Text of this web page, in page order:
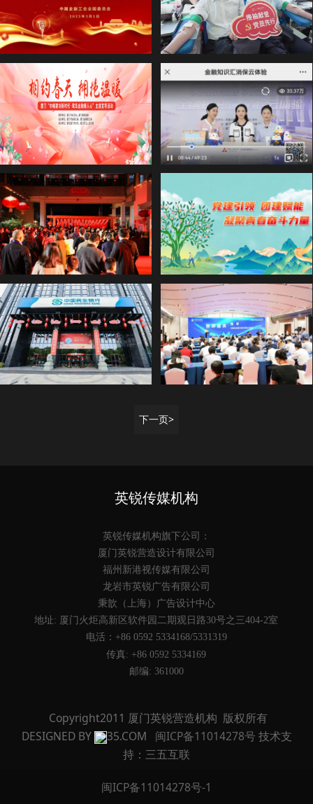
学习二十大 建功新时代 | 中国金融工会组织举办的金融职工演讲比赛总决赛圆满落幕！ 学习雷锋践初心 无偿献血我先行-兴业工会献血日活动
巾帼建功新时代 鹭岛金融暖人心 金融知识汇·消保云体验丨金融消保云直播活动圆满落幕
上元安康，诸事皆圆 兴风采 | 兴业银行厦门分行举办植树活动暨党团牵手仪式
下一页>
英锐传媒机构
英锐传媒机构旗下公司：
厦门英锐营造设计有限公司
福州新港视传媒有限公司
龙岩市英锐广告有限公司
秉歆（上海）广告设计中心
地址: 厦门火炬高新区软件园二期观日路30号之三404-2室
电活：+86 0592 5334168/5331319
传真: +86 0592 5334169
邮编: 361000
Copyright2011 厦门英锐营造机构 版权所有
DESIGNED BY
35.COM 闽ICP备11014278号技术支
持：三五互联
闽ICP备11014278号-1